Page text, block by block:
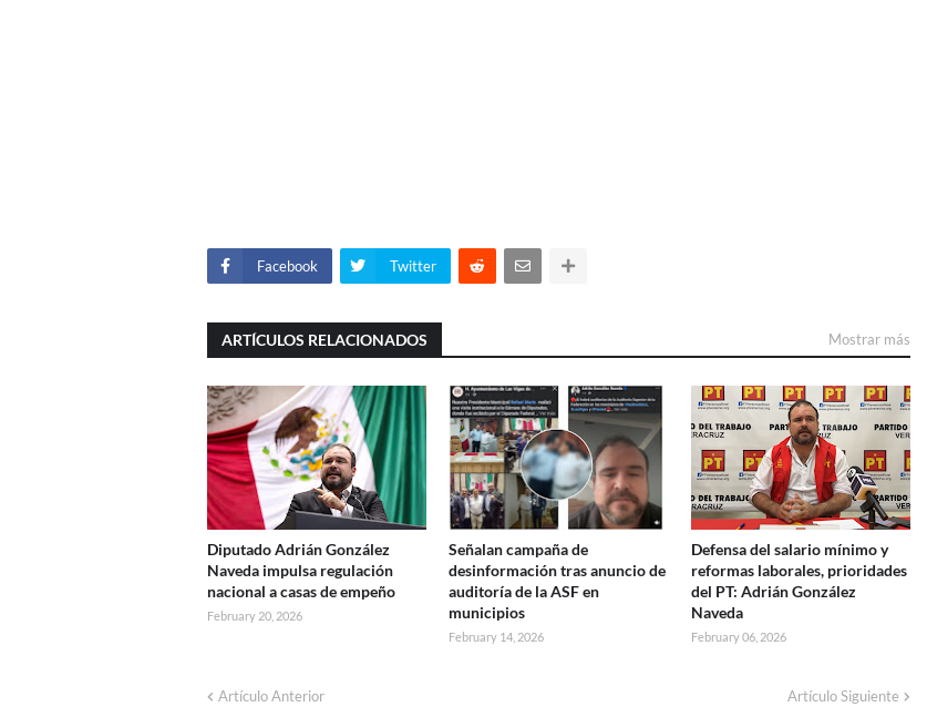
Facebook Twitter
ARTÍCULOS RELACIONADOS Mostrar más
Diputado Adrián González
Naveda impulsa regulación
nacional a casas de empeño
February 20, 2026
Señalan campaña de
desinformación tras anuncio de
auditoría de la ASF en
municipios
February 14, 2026
Defensa del salario mínimo y
reformas laborales, prioridades
del PT: Adrián González
Naveda
February 06, 2026
Artículo Anterior Artículo Siguiente